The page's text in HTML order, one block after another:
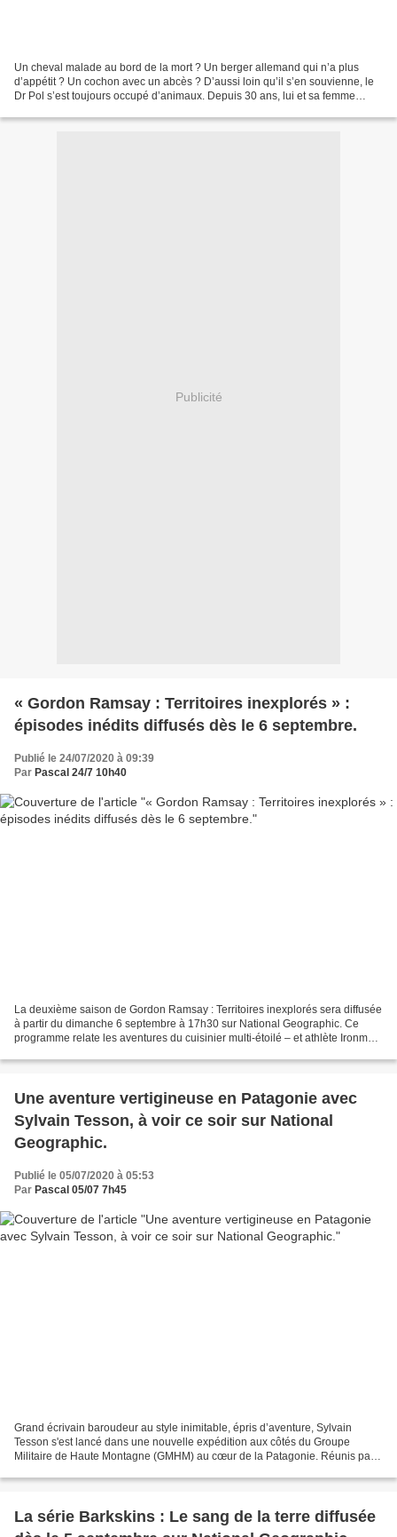
Un cheval malade au bord de la mort ? Un berger allemand qui n’a plus
d’appétit ? Un cochon avec un abcès ? D’aussi loin qu’il s’en souvienne, le
Dr Pol s’est toujours occupé d’animaux. Depuis 30 ans, lui et sa femme
Publicité
« Gordon Ramsay : Territoires inexplorés » :
épisodes inédits diffusés dès le 6 septembre.
Publié le 24/07/2020 à 09:39
Par Pascal 24/7 10h40
La deuxième saison de Gordon Ramsay : Territoires inexplorés sera diffusée
à partir du dimanche 6 septembre à 17h30 sur National Geographic. Ce
programme relate les aventures du cuisinier multi-étoilé – et athlète Ironman
Une aventure vertigineuse en Patagonie avec
Sylvain Tesson, à voir ce soir sur National
Geographic.
Publié le 05/07/2020 à 05:53
Par Pascal 05/07 7h45
Grand écrivain baroudeur au style inimitable, épris d’aventure, Sylvain
Tesson s'est lancé dans une nouvelle expédition aux côtés du Groupe
Militaire de Haute Montagne (GMHM) au cœur de la Patagonie. Réunis par
La série Barkskins : Le sang de la terre diffusée